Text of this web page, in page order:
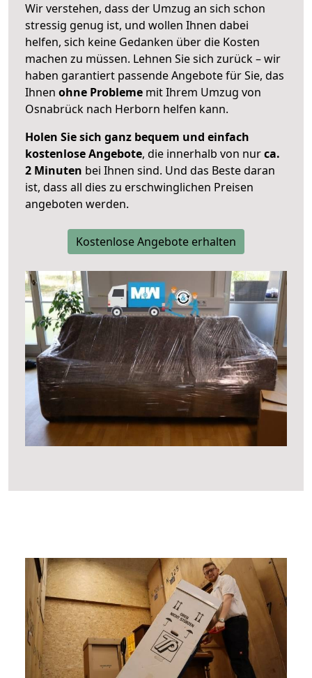
Wir verstehen, dass der Umzug an sich schon
stressig genug ist, und wollen Ihnen dabei
helfen, sich keine Gedanken über die Kosten
machen zu müssen. Lehnen Sie sich zurück – wir
haben garantiert passende Angebote für Sie, das
Ihnen ohne Probleme mit Ihrem Umzug von
Osnabrück nach Herborn helfen kann.
Holen Sie sich ganz bequem und einfach
kostenlose Angebote, die innerhalb von nurca.
2 Minuten bei Ihnen sind. Und das Beste daran
ist, dass all dies zu erschwinglichen Preisen
angeboten werden.
Kostenlose Angebote erhalten